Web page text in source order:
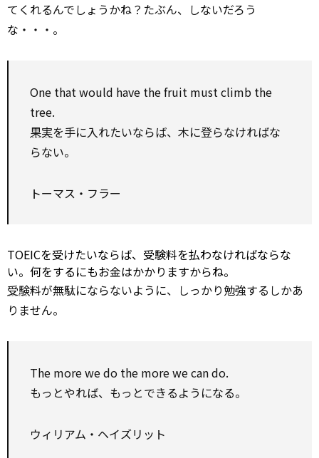
てくれるんでしょうかね？たぶん、しないだろう
な・・・。
One thatwould have the fruit must climb the
tree.
果実を手に入れたいならば、木に登らなければな
らない。
トーマス・フラー
TOEICを受けたいならば、受験料を払わなければならな
い。何をするにもお金はかかりますからね。
受験料が無駄にならないように、しっかり勉強するしかあ
りません。
The more we do the more we can do.
もっとやれば、もっとできるようになる。
ウィリアム・ヘイズリット